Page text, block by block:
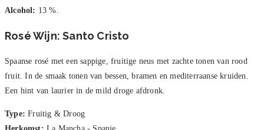
Alcohol: 13 %.
Rosé Wijn: Santo Cristo
Spaanse rosé met een sappige, fruitige neus met zachte tonen van rood
fruit. In de smaak tonen van bessen, bramen en mediterraanse kruiden.
Een hint van laurier in de mild droge afdronk.
Type: Fruitig & Droog